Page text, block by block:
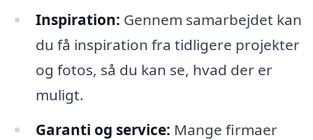
Inspiration: Gennem samarbejdet kan
du få inspiration fra tidligere projekter
og fotos, så du kan se, hvad der er
muligt.
Garanti og service: Mange firmaer